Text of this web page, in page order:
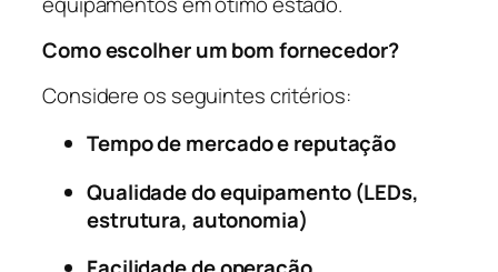
Como escolher um bom fornecedor?
Considere os seguintes critérios:
Tempo de mercado e reputação
Qualidade do equipamento (LEDs,
estrutura, autonomia)